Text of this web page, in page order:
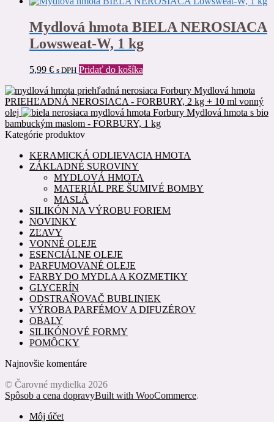
Mydlová hmota BIELA NEROSIACA
Lowsweat-W, 1 kg
5,99 € s DPH Pridať do košíka
Mydlová hmota
PRIEHĽADNÁ NEROSIACA - FORBURY, 2 kg + 10 ml vonný
olej
Mydlová hmota s bio
bambuckým maslom - FORBURY, 1 kg
Kategórie produktov
KERAMICKÁ ODLIEVACIA HMOTA
ZÁKLADNÉ SUROVINY
MYDLOVÁ HMOTA
MATERIÁL PRE ŠUMIVÉ BOMBY
MASLÁ
SILIKÓN NA VÝROBU FORIEM
NOVINKY
ZĽAVY
VONNÉ OLEJE
ESENCIÁLNE OLEJE
PARFUMOVANÉ OLEJE
FARBY DO MYDLA A KOZMETIKY
GLYCERÍN
ODSTRAŇOVAČ BUBLINIEK
VÝROBA PARFÉMOV A DIFUZÉROV
OBALY
SILIKÓNOVÉ FORMY
POMÔCKY
Najnovšie komentáre
© Čarovné mydielka 2026
Spôsob a cena dopravyBuilt with WooCommerce.
Môj účet